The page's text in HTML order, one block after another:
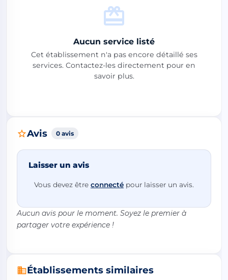
Aucun service listé
Cet établissement n'a pas encore détaillé ses
services. Contactez-les directement pour en
savoir plus.
Avis 0 avis
Laisser un avis
Vous devez être connecté pour laisser un avis.
Aucun avis pour le moment. Soyez le premier à
partager votre expérience !
Établissements similaires